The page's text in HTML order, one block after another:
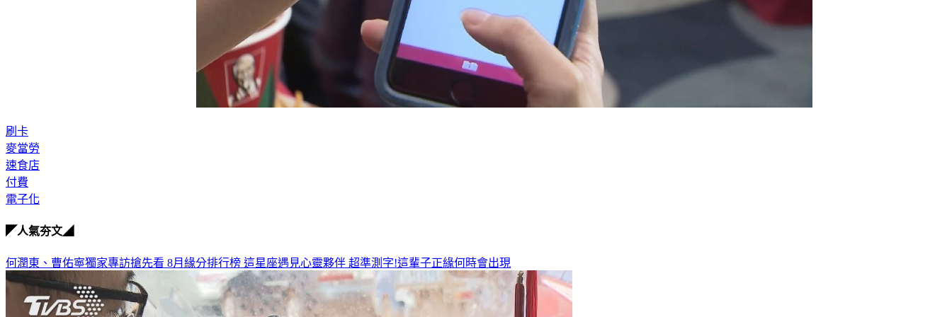
刷卡
麥當勞
速食店
付費
電子化
◤人氣夯文◢
何潤東、曹佑寧獨家專訪搶先看 8月緣分排行榜 這星座遇見心靈夥伴 超準測字!這輩子正緣何時會出現